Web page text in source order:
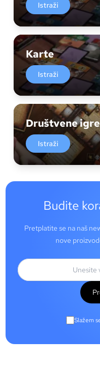
Istraži
Karte
Istraži
Društvene igre
Istraži
Budite
Pretplatite se na naš
nove
Slažem